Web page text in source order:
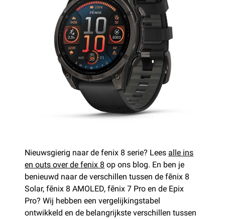
Nieuwsgierig naar de fenix 8 serie? Lees alle ins
en outs over de fenix 8 op ons blog. En ben je
benieuwd naar de verschillen tussen de fēnix 8
Solar, fēnix 8 AMOLED, fēnix 7 Pro en de Epix
Pro? Wij hebben een vergelijkingstabel
ontwikkeld en de belangrijkste verschillen tussen